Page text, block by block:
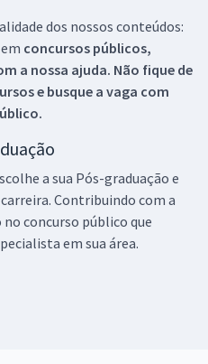
dos nossos conteúdos:
concursos públicos,
a nossa ajuda. Não fique de
e busque a vaga com
a sua Pós-graduação e
Contribuindo com a
concurso público que
em sua área.